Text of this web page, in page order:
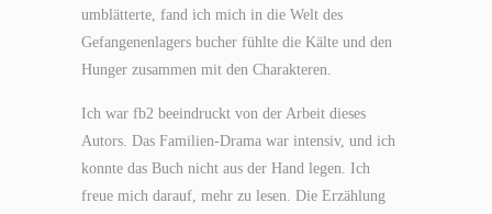
umblätterte, fand ich mich in die Welt des
Gefangenenlagers bucher fühlte die Kälte und den
Hunger zusammen mit den Charakteren.
Ich war fb2 beeindruckt von der Arbeit dieses
Autors. Das Familien-Drama war intensiv, und ich
konnte das Buch nicht aus der Hand legen. Ich
freue mich darauf, mehr zu lesen. Die Erzählung